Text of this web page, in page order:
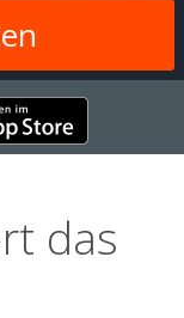
das